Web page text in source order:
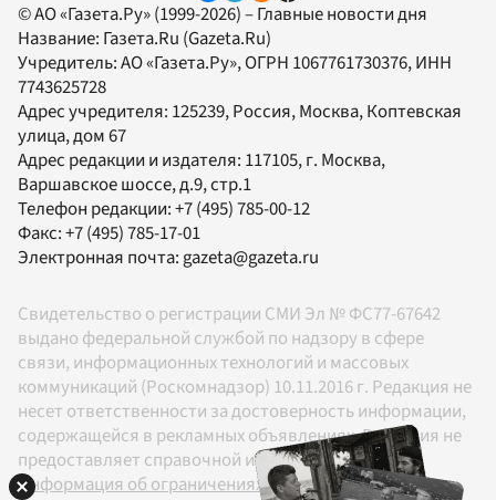
© АО «Газета.Ру» (1999-2026) – Главные новости дня
Название: Газета.Ru (Gazeta.Ru)
Учредитель:АО «Газета.Ру», ОГРН 1067761730376, ИНН
7743625728
Адрес учредителя: 125239, Россия, Москва, Коптевская
улица, дом 67
Адрес редакции и издателя: 117105, г. Москва,
Варшавское шоссе, д.9, стр.1
Телефон редакции:+7 (495) 785-00-12
Факс:+7 (495) 785-17-01
Электронная почта:gazeta@gazeta.ru
Свидетельство о регистрации СМИ Эл № ФС77-67642
выдано федеральной службой по надзору в сфере
связи, информационных технологий и массовых
коммуникаций (Роскомнадзор) 10.11.2016 г. Редакция не
несет ответственности за достоверность информации,
содержащейся в рекламных объявлениях. Редакция не
предоставляет справочной информации.
Информация об ограничениях